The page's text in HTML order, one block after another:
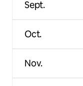
Sept.
Oct.
Nov.